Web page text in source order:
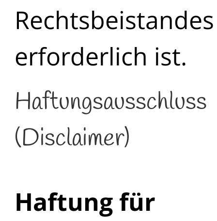
Rechtsbeistandes
erforderlich ist.
Haftungsausschluss
(Disclaimer)
Haftung für